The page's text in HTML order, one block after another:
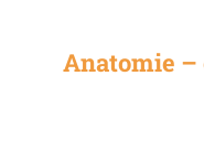
Anatomie